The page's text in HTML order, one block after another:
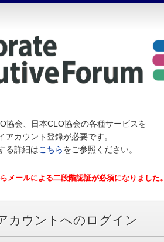
協会、日本CLO協会の各種サービスを
アカウント登録が必要です。
る詳細はこちらをご参照ください。
メールによる二段階認証が必須になりました。
カウントへのログイン